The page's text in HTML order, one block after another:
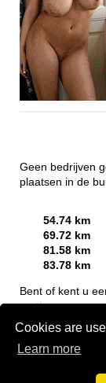
Cookies are
Learn more
Geen bedrijven
plaatsen in de
54.74 km
69.72 km
81.58 km
83.78 km
Bent of kent u
gratis aan